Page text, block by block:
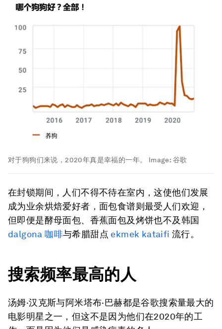
对于狗狗们来说，2020年真是幸福的一年。 Image: 谷歌
在封锁期间，人们不得不待在室内，这使他们发展
成为业余烘焙爱好者，面包食谱则最受人们欢迎，
但即便是酵母面包、香蕉面包及烤饼也不及韩国
dalgona 咖啡与希腊甜点 ekmek kataifi 流行。
搜索频率最高的人
汤姆·汉克斯与阿米塔布·巴赫都是谷歌搜索量最大的
电影明星之一，但这不是因为他们在2020年的工